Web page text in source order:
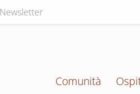
Newsletter
Comunità